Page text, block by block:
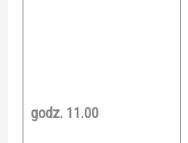
godz. 11.00